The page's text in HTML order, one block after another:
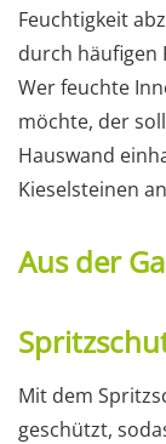
Feuchtigkeit
durch häufigen
Wer feuchte
möchte, der
Hauswand
Kieselsteinen
Aus der
Mit dem
geschützt,